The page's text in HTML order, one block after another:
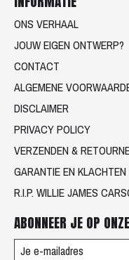
ONS VERHAAL
JOUW EIGEN ONTWERP?
CONTACT
ALGEMENE
DISCLAIMER
PRIVACY POLICY
VERZENDEN &
GARANTIE EN KLACHTEN
R.I.P. WILLIE JAMES
ABONNEER JE OP